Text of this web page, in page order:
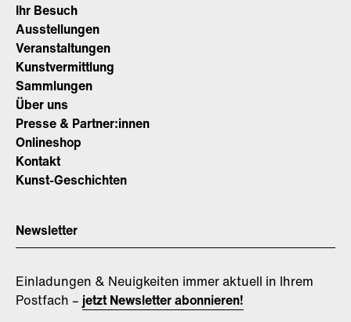
Ihr Besuch
Ausstellungen
Veranstaltungen
Kunstvermittlung
Sammlungen
Über uns
Presse & Partner:innen
Onlineshop
Kontakt
Kunst-Geschichten
Newsletter
Einladungen & Neuigkeiten immer aktuell in Ihrem
Postfach – jetzt Newsletter abonnieren!